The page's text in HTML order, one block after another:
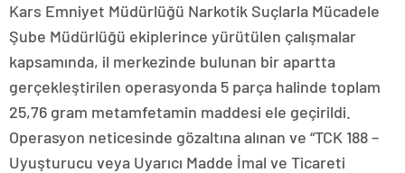
Kars Emniyet Müdürlüğü Narkotik Suçlarla Mücadele
Şube Müdürlüğü ekiplerince yürütülen çalışmalar
kapsamında, il merkezinde bulunan bir apartta
gerçekleştirilen operasyonda 5 parça halinde toplam
25,76 gram metamfetamin maddesi ele geçirildi.
Operasyon neticesinde gözaltına alınan ve “TCK 188 –
Uyuşturucu veya Uyarıcı Madde İmal ve Ticareti